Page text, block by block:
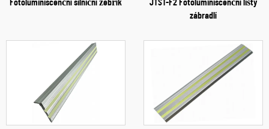
Fotoluminiscenční silniční žebřík
JTST-F2 Fotoluminiscenční lišty
zábradlí